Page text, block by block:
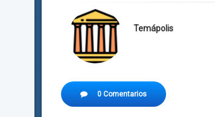
Temápolis
0 Comentarios